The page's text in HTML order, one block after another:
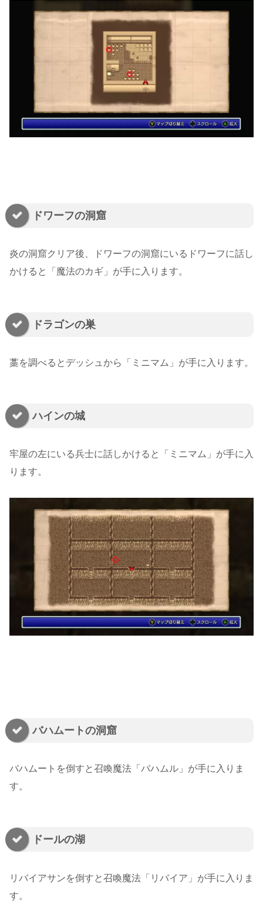
ドワーフの洞窟
炎の洞窟クリア後、ドワーフの洞窟にいるドワーフに話し
かけると「魔法のカギ」が手に入ります。
ドラゴンの巣
藁を調べるとデッシュから「ミニマム」が手に入ります。
ハインの城
牢屋の左にいる兵士に話しかけると「ミニマム」が手に入
ります。
バハムートの洞窟
バハムートを倒すと召喚魔法「バハムル」が手に入りま
す。
ドールの湖
リバイアサンを倒すと召喚魔法「リバイア」が手に入りま
す。